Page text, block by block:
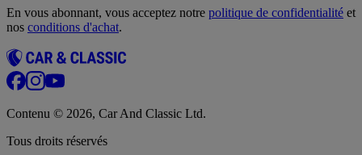
En vous abonnant, vous acceptez notre politique de confidentialité et
nos conditions d'achat.
Contenu © 2026, Car And Classic Ltd.
Tous droits réservés